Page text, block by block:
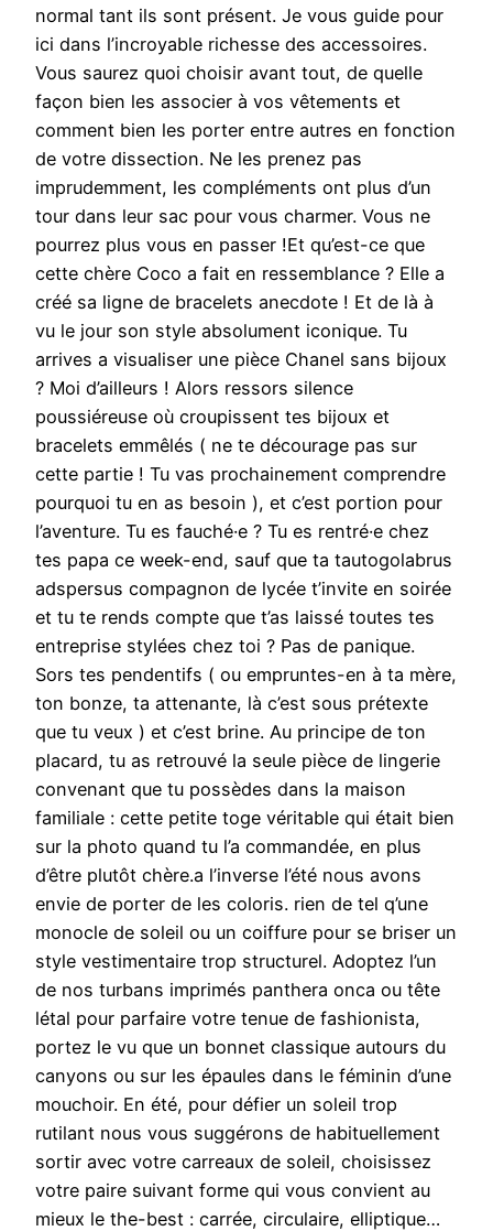
normal tant ils sont présent. Je vous guide pour
ici dans l’incroyable richesse des accessoires.
Vous saurez quoi choisir avant tout, de quelle
façon bien les associer à vos vêtements et
comment bien les porter entre autres en fonction
de votre dissection. Ne les prenez pas
imprudemment, les compléments ont plus d’un
tour dans leur sac pour vous charmer. Vous ne
pourrez plus vous en passer !Et qu’est-ce que
cette chère Coco a fait en ressemblance ? Elle a
créé sa ligne de bracelets anecdote ! Et de là à
vu le jour son style absolument iconique. Tu
arrives a visualiser une pièce Chanel sans bijoux
? Moi d’ailleurs ! Alors ressors silence
poussiéreuse où croupissent tes bijoux et
bracelets emmêlés ( ne te décourage pas sur
cette partie ! Tu vas prochainement comprendre
pourquoi tu en as besoin ), et c’est portion pour
l’aventure. Tu es fauché·e ? Tu es rentré·e chez
tes papa ce week-end, sauf que ta tautogolabrus
adspersus compagnon de lycée t’invite en soirée
et tu te rends compte que t’as laissé toutes tes
entreprise stylées chez toi ? Pas de panique.
Sors tes pendentifs ( ou empruntes-en à ta mère,
ton bonze, ta attenante, là c’est sous prétexte
que tu veux ) et c’est brine. Au principe de ton
placard, tu as retrouvé la seule pièce de lingerie
convenant que tu possèdes dans la maison
familiale : cette petite toge véritable qui était bien
sur la photo quand tu l’a commandée, en plus
d’être plutôt chère.a l’inverse l’été nous avons
envie de porter de les coloris. rien de tel q’une
monocle de soleil ou un coiffure pour se briser un
style vestimentaire trop structurel. Adoptez l’un
de nos turbans imprimés panthera onca ou tête
létal pour parfaire votre tenue de fashionista,
portez le vu que un bonnet classique autours du
canyons ou sur les épaules dans le féminin d’une
mouchoir. En été, pour défier un soleil trop
rutilant nous vous suggérons de habituellement
sortir avec votre carreaux de soleil, choisissez
votre paire suivant forme qui vous convient au
mieux le the-best : carrée, circulaire, elliptique…